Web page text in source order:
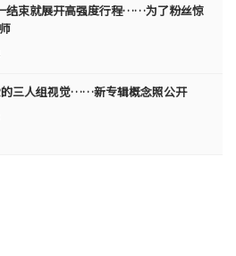
结束就展开高强度行程……为了粉丝惊
三人组视觉……新专辑概念照公开